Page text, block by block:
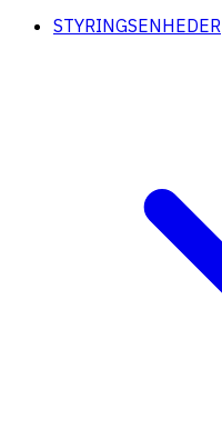
STYRINGSENHEDER